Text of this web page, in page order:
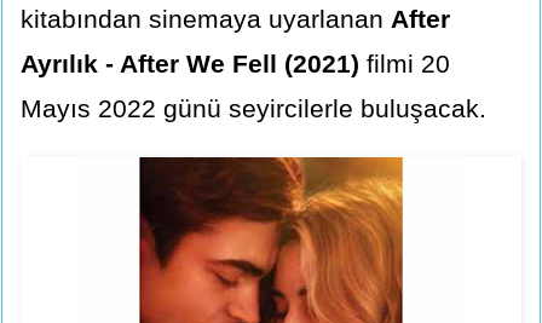
kitabından sinemaya uyarlanan After
Ayrılık - After We Fell (2021) filmi 20
Mayıs 2022 günü seyircilerle buluşacak.